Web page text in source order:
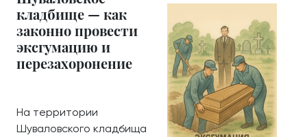
кладбище — как
законно провести
эксгумацию и
перезахоронение
На территории
Шуваловского кладбища